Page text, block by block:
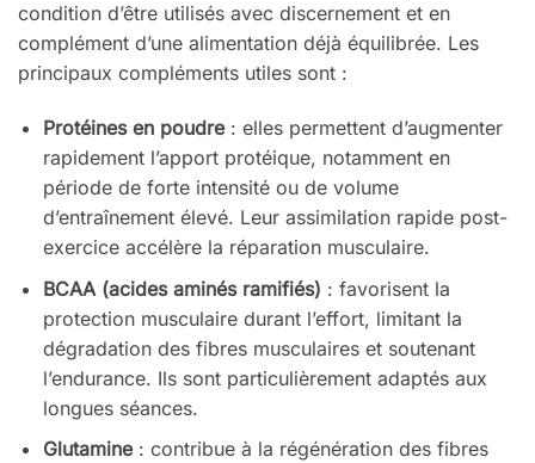
condition d’être utilisés avec discernement et en
complément d’une alimentation déjà équilibrée. Les
principaux compléments utiles sont :
Protéines en poudre: elles permettent d’augmenter
rapidement l’apport protéique, notamment en
période de forte intensité ou de volume
d’entraînement élevé. Leur assimilation rapide post-
exercice accélère la réparation musculaire.
BCAA (acides aminés ramifiés) : favorisent la
protection musculaire durant l’effort, limitant la
dégradation des fibres musculaires et soutenant
l’endurance. Ils sont particulièrement adaptés aux
longues séances.
Glutamine: contribue à la régénération des fibres